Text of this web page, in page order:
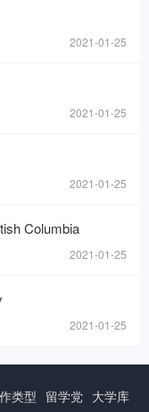
2021-01-25
2021-01-25
2021-01-25
Columbia
2021-01-25
2021-01-25
类型 留学党 大学库